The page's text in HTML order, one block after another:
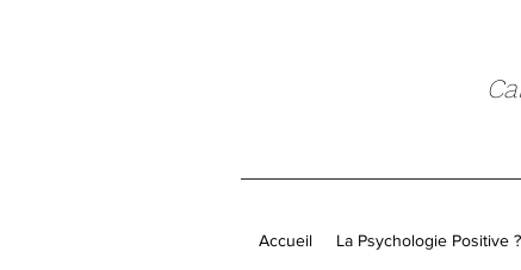
Accueil La Psychologie Positive ?